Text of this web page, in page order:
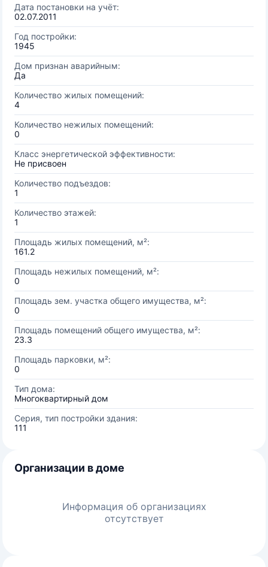
Дата постановки на учёт:
02.07.2011
Год постройки:
1945
Дом признан аварийным:
Да
Количество жилых помещений:
4
Количество нежилых помещений:
0
Класс энергетической эффективности:
Не присвоен
Количество подъездов:
1
Количество этажей:
1
Площадь жилых помещений, м²:
161.2
Площадь нежилых помещений, м²:
0
Площадь зем. участка общего имущества, м²:
0
Площадь помещений общего имущества, м²:
23.3
Площадь парковки, м²:
0
Тип дома:
Многоквартирный дом
Серия, тип постройки здания:
111
Организации в доме
Информация об организациях
отсутствует